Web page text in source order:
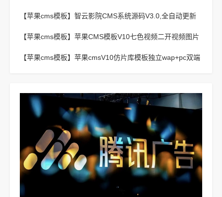
【苹果cms模板】 智云影院CMS系统源码V3.0,全自动更新
【苹果cms模板】 苹果CMS模板V10七色视频二开视频图片
【苹果cms模板】 苹果cmsV10仿片库模板独立wap+pc双端